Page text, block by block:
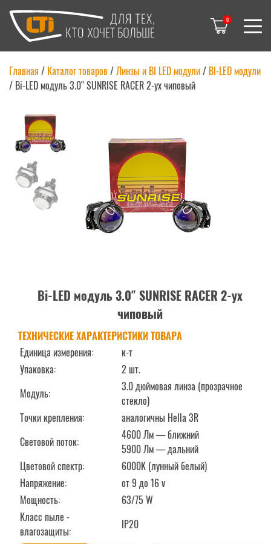
0
Главная / Каталог товаров/Линзы и BI LED модули/ BI-LED модули
/ Bi-LED модуль 3.0″ SUNRISE RACER 2-ух чиповый
Bi-LED модуль 3.0″ SUNRISE RACER 2-ух
чиповый
ТЕХНИЧЕСКИЕ ХАРАКТЕРИСТИКИ ТОВАРА
Единица измерения:
к-т
Упаковка:
2 шт.
Модуль:
3.0 дюймовая линза (прозрачное
стекло)
Точки крепления:
аналогичны Hella 3R
Световой поток:
4600 Лм — ближний
5900 Лм — дальний
Цветовой спектр:
6000K (лунный белый)
Напряжение:
от 9 до 16 v
Мощность:
63/75 W
Класс пыле -
влагозащиты:
IP20